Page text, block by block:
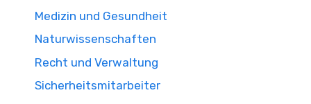
Medizin und Gesundheit
Naturwissenschaften
Recht und Verwaltung
Sicherheitsmitarbeiter